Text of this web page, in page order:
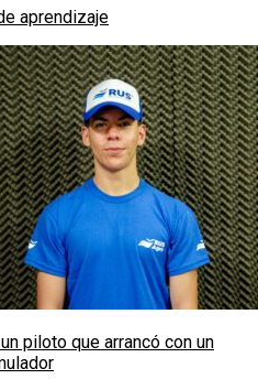
aprendizaje
piloto que arrancó con un